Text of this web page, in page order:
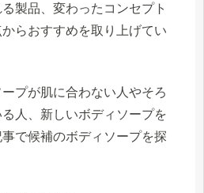
製品、変わったコンセプト
らおすすめを取り上げてい
プが肌に合わない人やそろ
人、新しいボディソープを
で候補のボディソープを探